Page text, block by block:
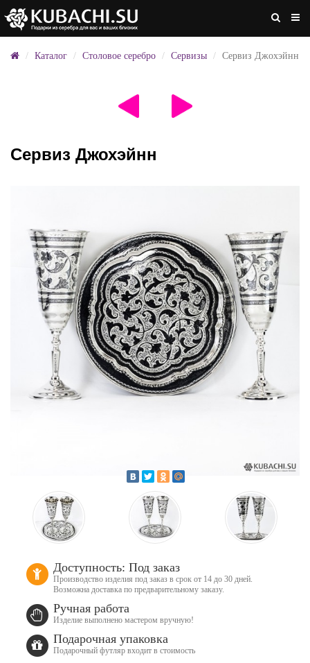
Каталог Столовое серебро Сервизы Сервиз Джохэйнн
Сервиз Джохэйнн
Доступность: Под заказ
Производство изделия под заказ в срок от 14 до 30 дней.
Возможна доставка по предварительному заказу.
Ручная работа
Изделие выполнено мастером вручную!
Подарочная упаковка
Подарочный футляр входит в стоимость